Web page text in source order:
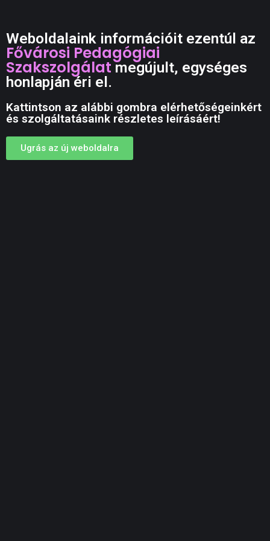
Weboldalaink információit ezentúl az
Fővárosi Pedagógiai
Szakszolgálatmegújult, egységes
honlapján éri el.
Kattintson az alábbi gombra elérhetőségeinkért
és szolgáltatásaink részletes leírásáért!
Ugrás az új weboldalra